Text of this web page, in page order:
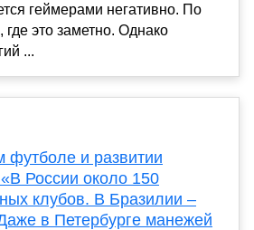
геймерами негативно. По
это заметно. Однако
...
футболе и развитии
России около 150
клубов. В Бразилии –
в Петербурге манежей